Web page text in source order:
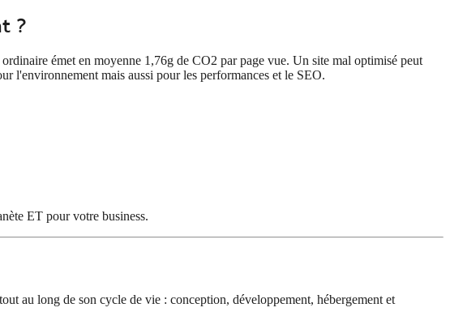
?
émet en moyenne 1,76g de CO2 par page vue. Un site mal optimisé peut
l'environnement mais aussi pour les performances et le SEO.
ET pour votre business.
au long de son cycle de vie : conception, développement, hébergement et